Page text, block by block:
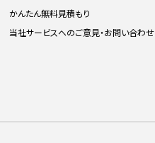
かんたん無料見積もり
当社サービスへのご意見・お問い合わせ